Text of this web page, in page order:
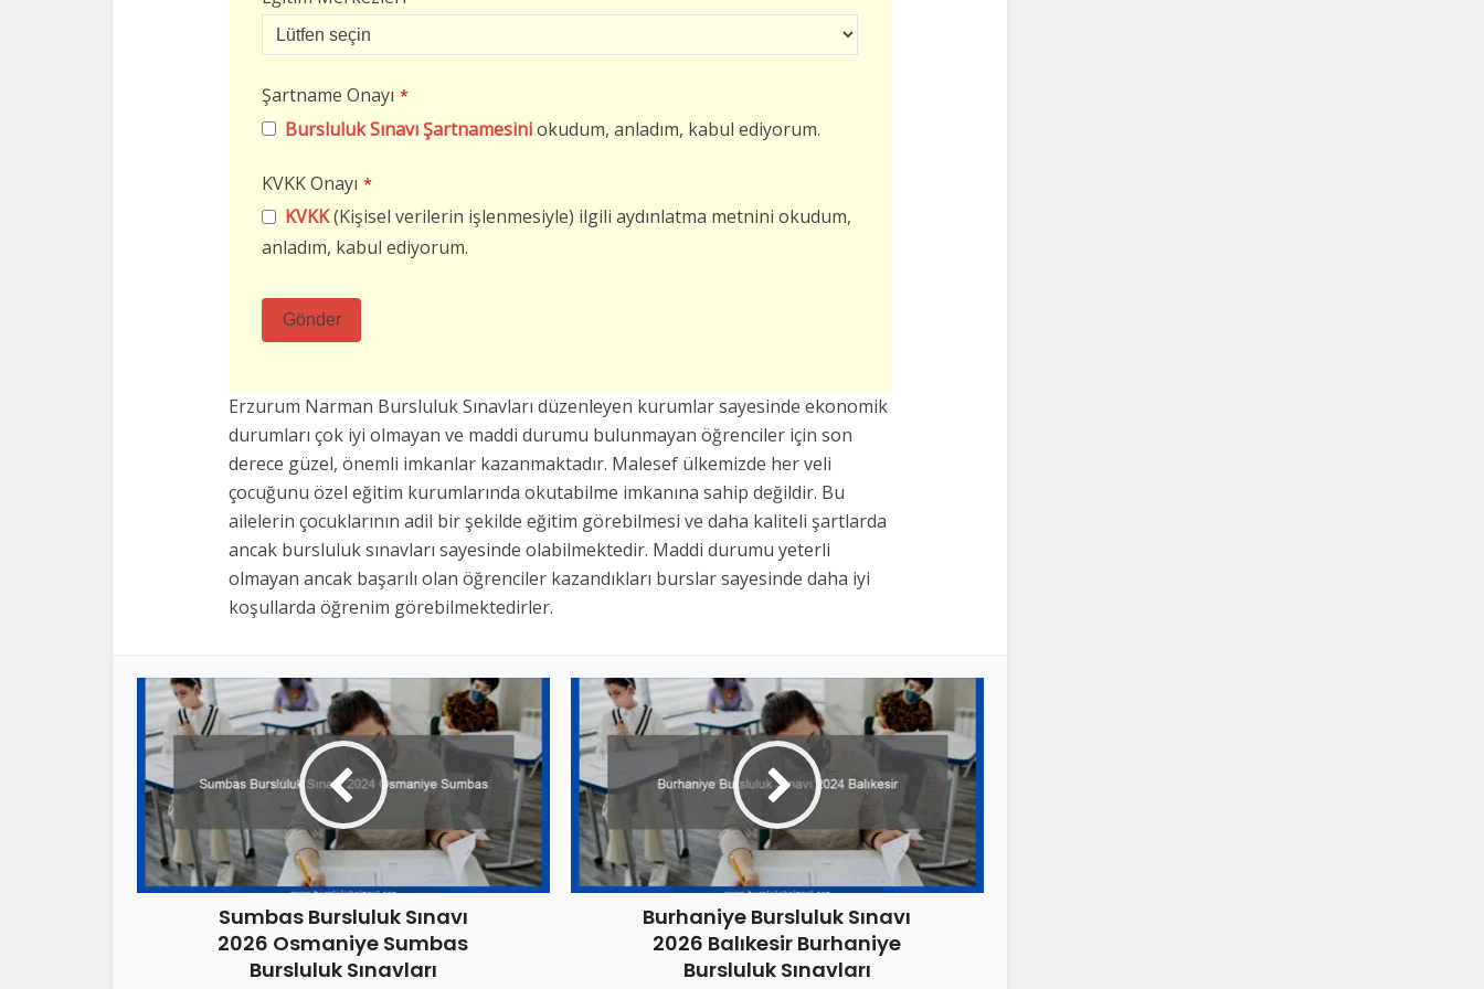
Şartname Onayı *
Bursluluk Sınavı Şartnamesiniokudum, anladım, kabul ediyorum.
KVKK Onayı *
KVKK(Kişisel verilerin işlenmesiyle) ilgili aydınlatma metnini okudum,
anladım, kabul ediyorum.
Gönder
alan
boş
bırakılmalıdır
Erzurum Narman Bursluluk Sınavları düzenleyen kurumlar sayesinde ekonomik
durumları çok iyi olmayan ve maddi durumu bulunmayan öğrenciler için son
derece güzel, önemli imkanlar kazanmaktadır. Malesef ülkemizde her veli
çocuğunu özel eğitim kurumlarında okutabilme imkanına sahip değildir. Bu
ailelerin çocuklarının adil bir şekilde eğitim görebilmesi ve daha kaliteli şartlarda
ancak bursluluk sınavları sayesinde olabilmektedir. Maddi durumu yeterli
olmayan ancak başarılı olan öğrenciler kazandıkları burslar sayesinde daha iyi
koşullarda öğrenim görebilmektedirler.
Sumbas Bursluluk Sınavı
2026 Osmaniye Sumbas
Bursluluk Sınavları
Burhaniye Bursluluk Sınavı
2026 Balıkesir Burhaniye
Bursluluk Sınavları